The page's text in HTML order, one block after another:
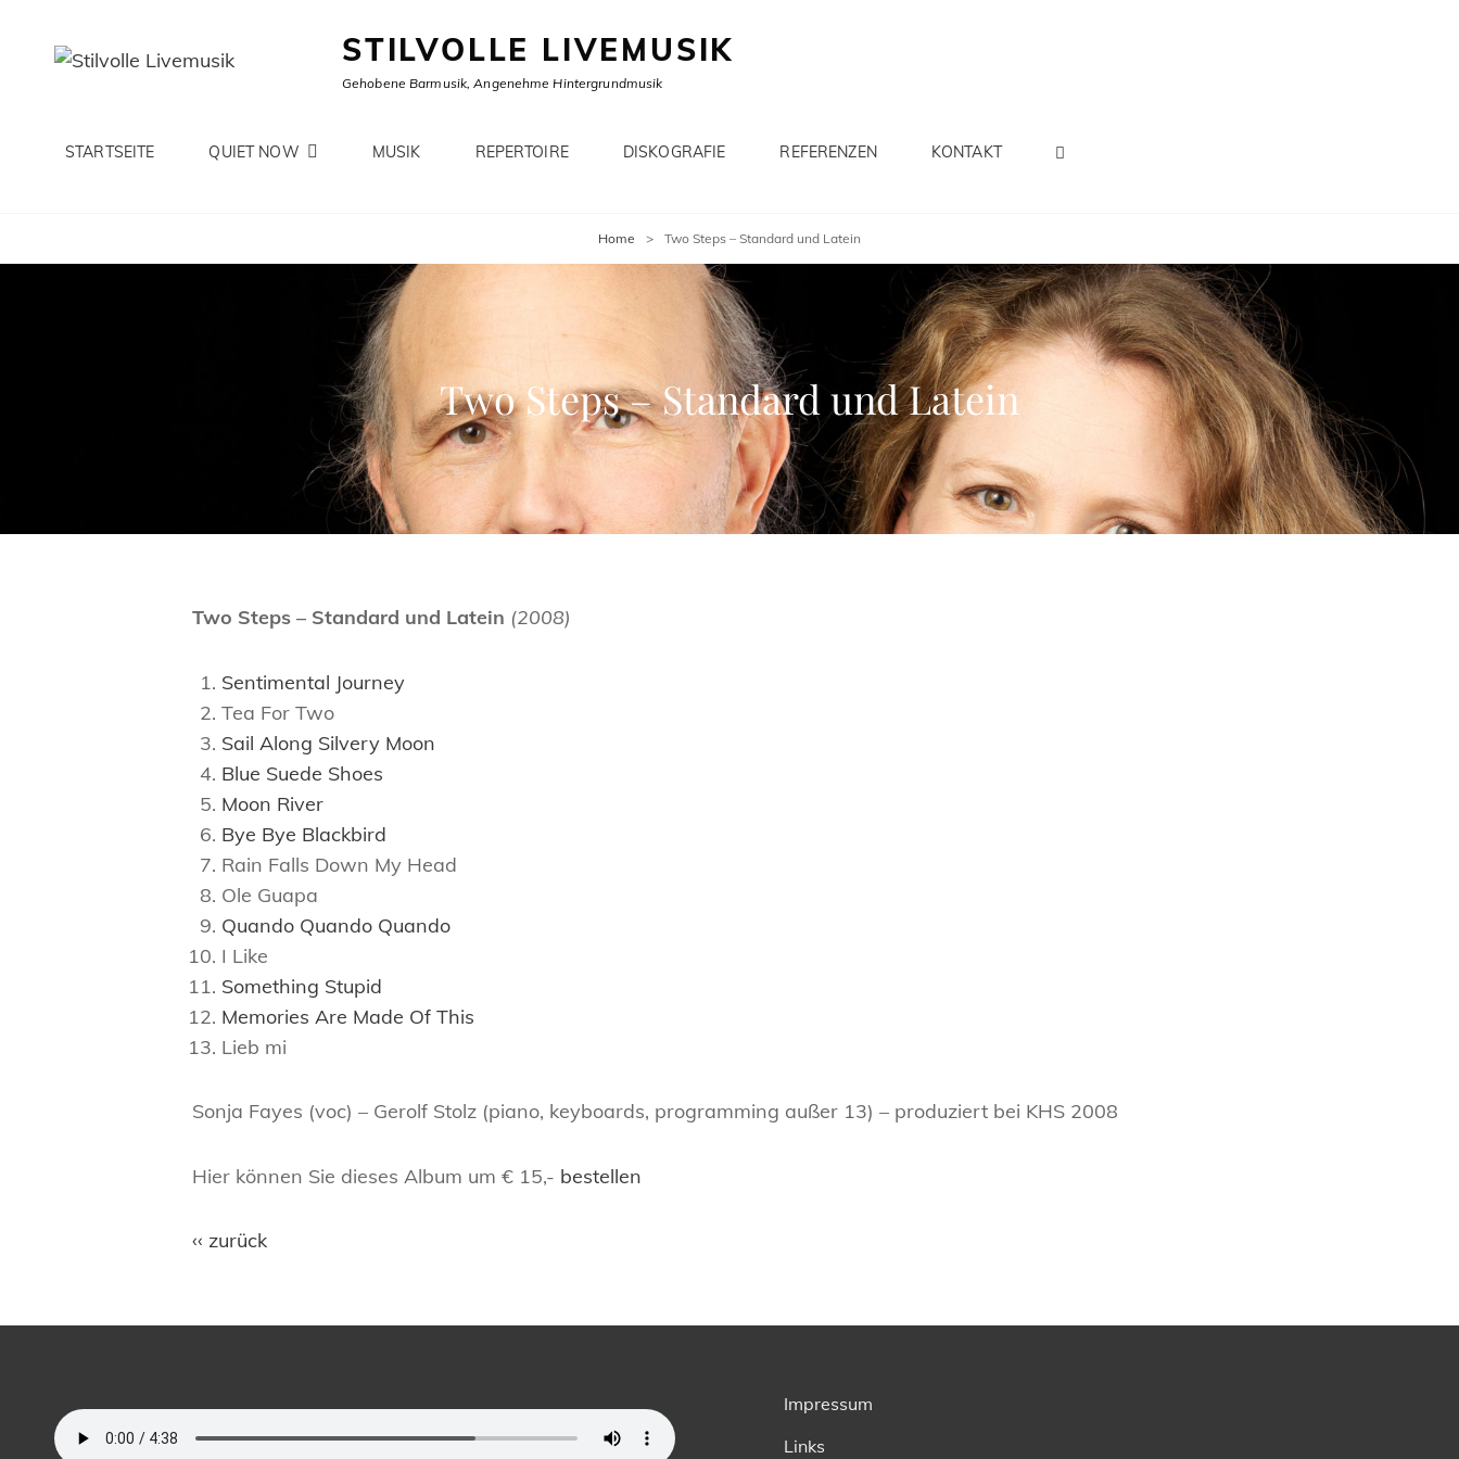
STILVOLLE LIVEMUSIK
Gehobene Barmusik, Angenehme Hintergrundmusik
STARTSEITE QUIET NOW MUSIK REPERTOIRE DISKOGRAFIE REFERENZEN KONTAKT
Home > Two Steps – Standard und Latein
Two Steps – Standard und Latein
Two Steps – Standard und Latein (2008)
Sentimental Journey
Tea For Two
Sail Along Silvery Moon
Blue Suede Shoes
Moon River
Bye Bye Blackbird
Rain Falls Down My Head
Ole Guapa
Quando Quando Quando
I Like
Something Stupid
Memories Are Made Of This
Lieb mi
Sonja Fayes (voc) – Gerolf Stolz (piano, keyboards, programming außer 13) – produziert bei KHS 2008
Hier können Sie dieses Album um € 15,- bestellen
‹‹ zurück
Impressum
Links